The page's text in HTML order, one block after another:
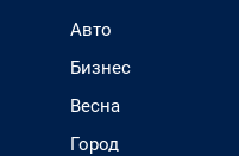
Авто
Бизнес
Весна
Город